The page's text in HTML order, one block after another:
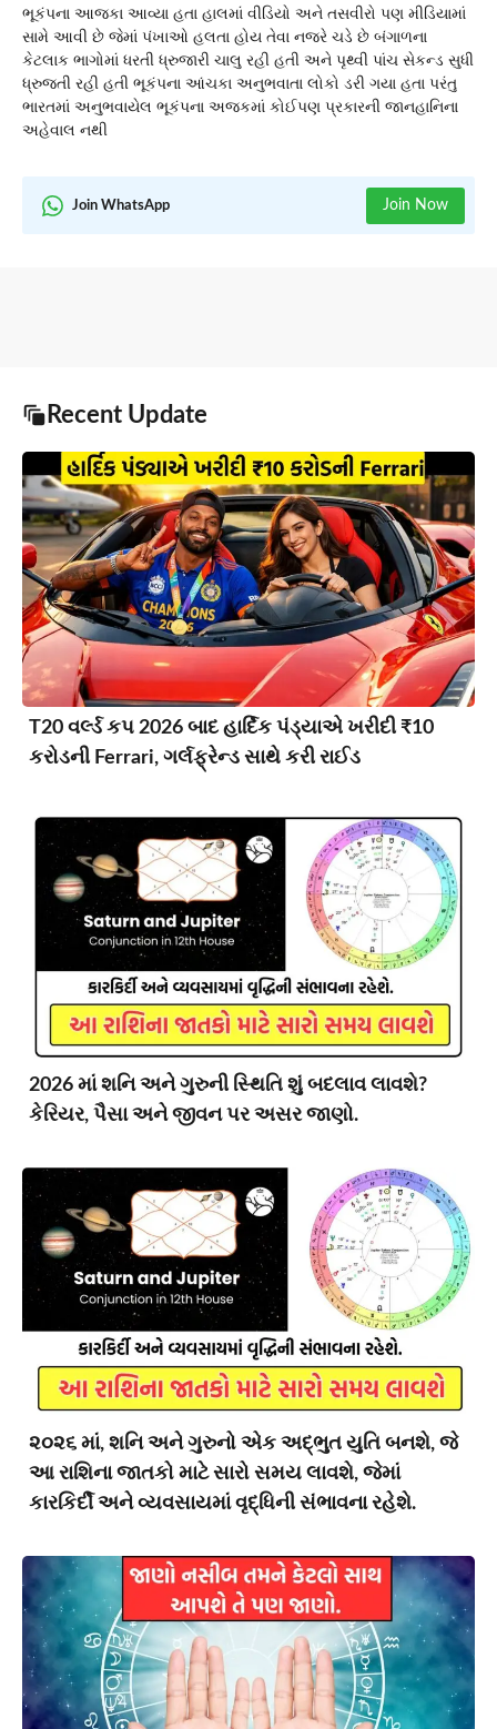
ભૂકંપના આજકા આવ્યા હતા હાલમાં વીડિયો અને તસવીરો પણ મીડિયામાં
સામે આવી છે જેમાં પંખાઓ હલતા હોય તેવા નજરે ચડે છે બંગાળના
કેટલાક ભાગોમાં ધરતી ધ્રુજારી ચાલુ રહી હતી અને પૃથ્વી પાંચ સેકન્ડ સુધી
ધ્રુજતી રહી હતી ભૂકંપના આંચકા અનુભવાતા લોકો ડરી ગયા હતા પરંતુ
ભારતમાં અનુભવાયેલ ભૂકંપના અજકમાં કોઈપણ પ્રકારની જાનહાનિના
અહેવાલ નથી
Join WhatsApp Join Now
Recent Update
T20 વર્લ્ડ કપ 2026 બાદ હાર્દિક પંડ્યાએ ખરીદી ₹10
કરોડની Ferrari, ગર્લફ્રેન્ડ સાથે કરી રાઈડ
2026 માં શનિ અને ગુરુની સ્થિતિ શું બદલાવ લાવશે?
કેરિયર, પૈસા અને જીવન પર અસર જાણો.
૨૦૨૬ માં, શનિ અને ગુરુનો એક અદ્ભુત યુતિ બનશે, જે
આ રાશિના જાતકો માટે સારો સમય લાવશે, જેમાં
કારકિર્દી અને વ્યવસાયમાં વૃદ્ધિની સંભાવના રહેશે.